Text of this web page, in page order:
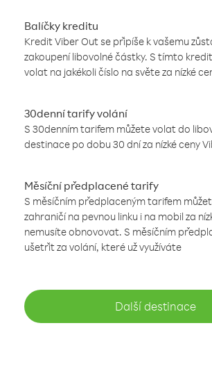
Balíčky kreditu
Kredit Viber Out se připíše k vašemu
zakoupení libovolné částky. S tímto
volat na jakékoli číslo na světe za nízké
30denní tarify volání
S 30denním tarifem můžete volat do
destinace po dobu 30 dní za nízké ceny
Měsíční předplacené tarify
S měsíčním předplaceným tarifem
zahraničí na pevnou linku i na mobil za
nemusíte obnovovat. S měsíčním
ušetřit za volání, které už využíváte
Další destinace